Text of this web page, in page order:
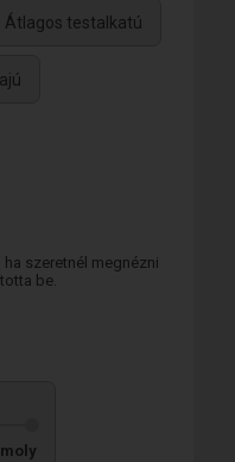
Átlagos testalkatú
szeretnél megnézni
be.